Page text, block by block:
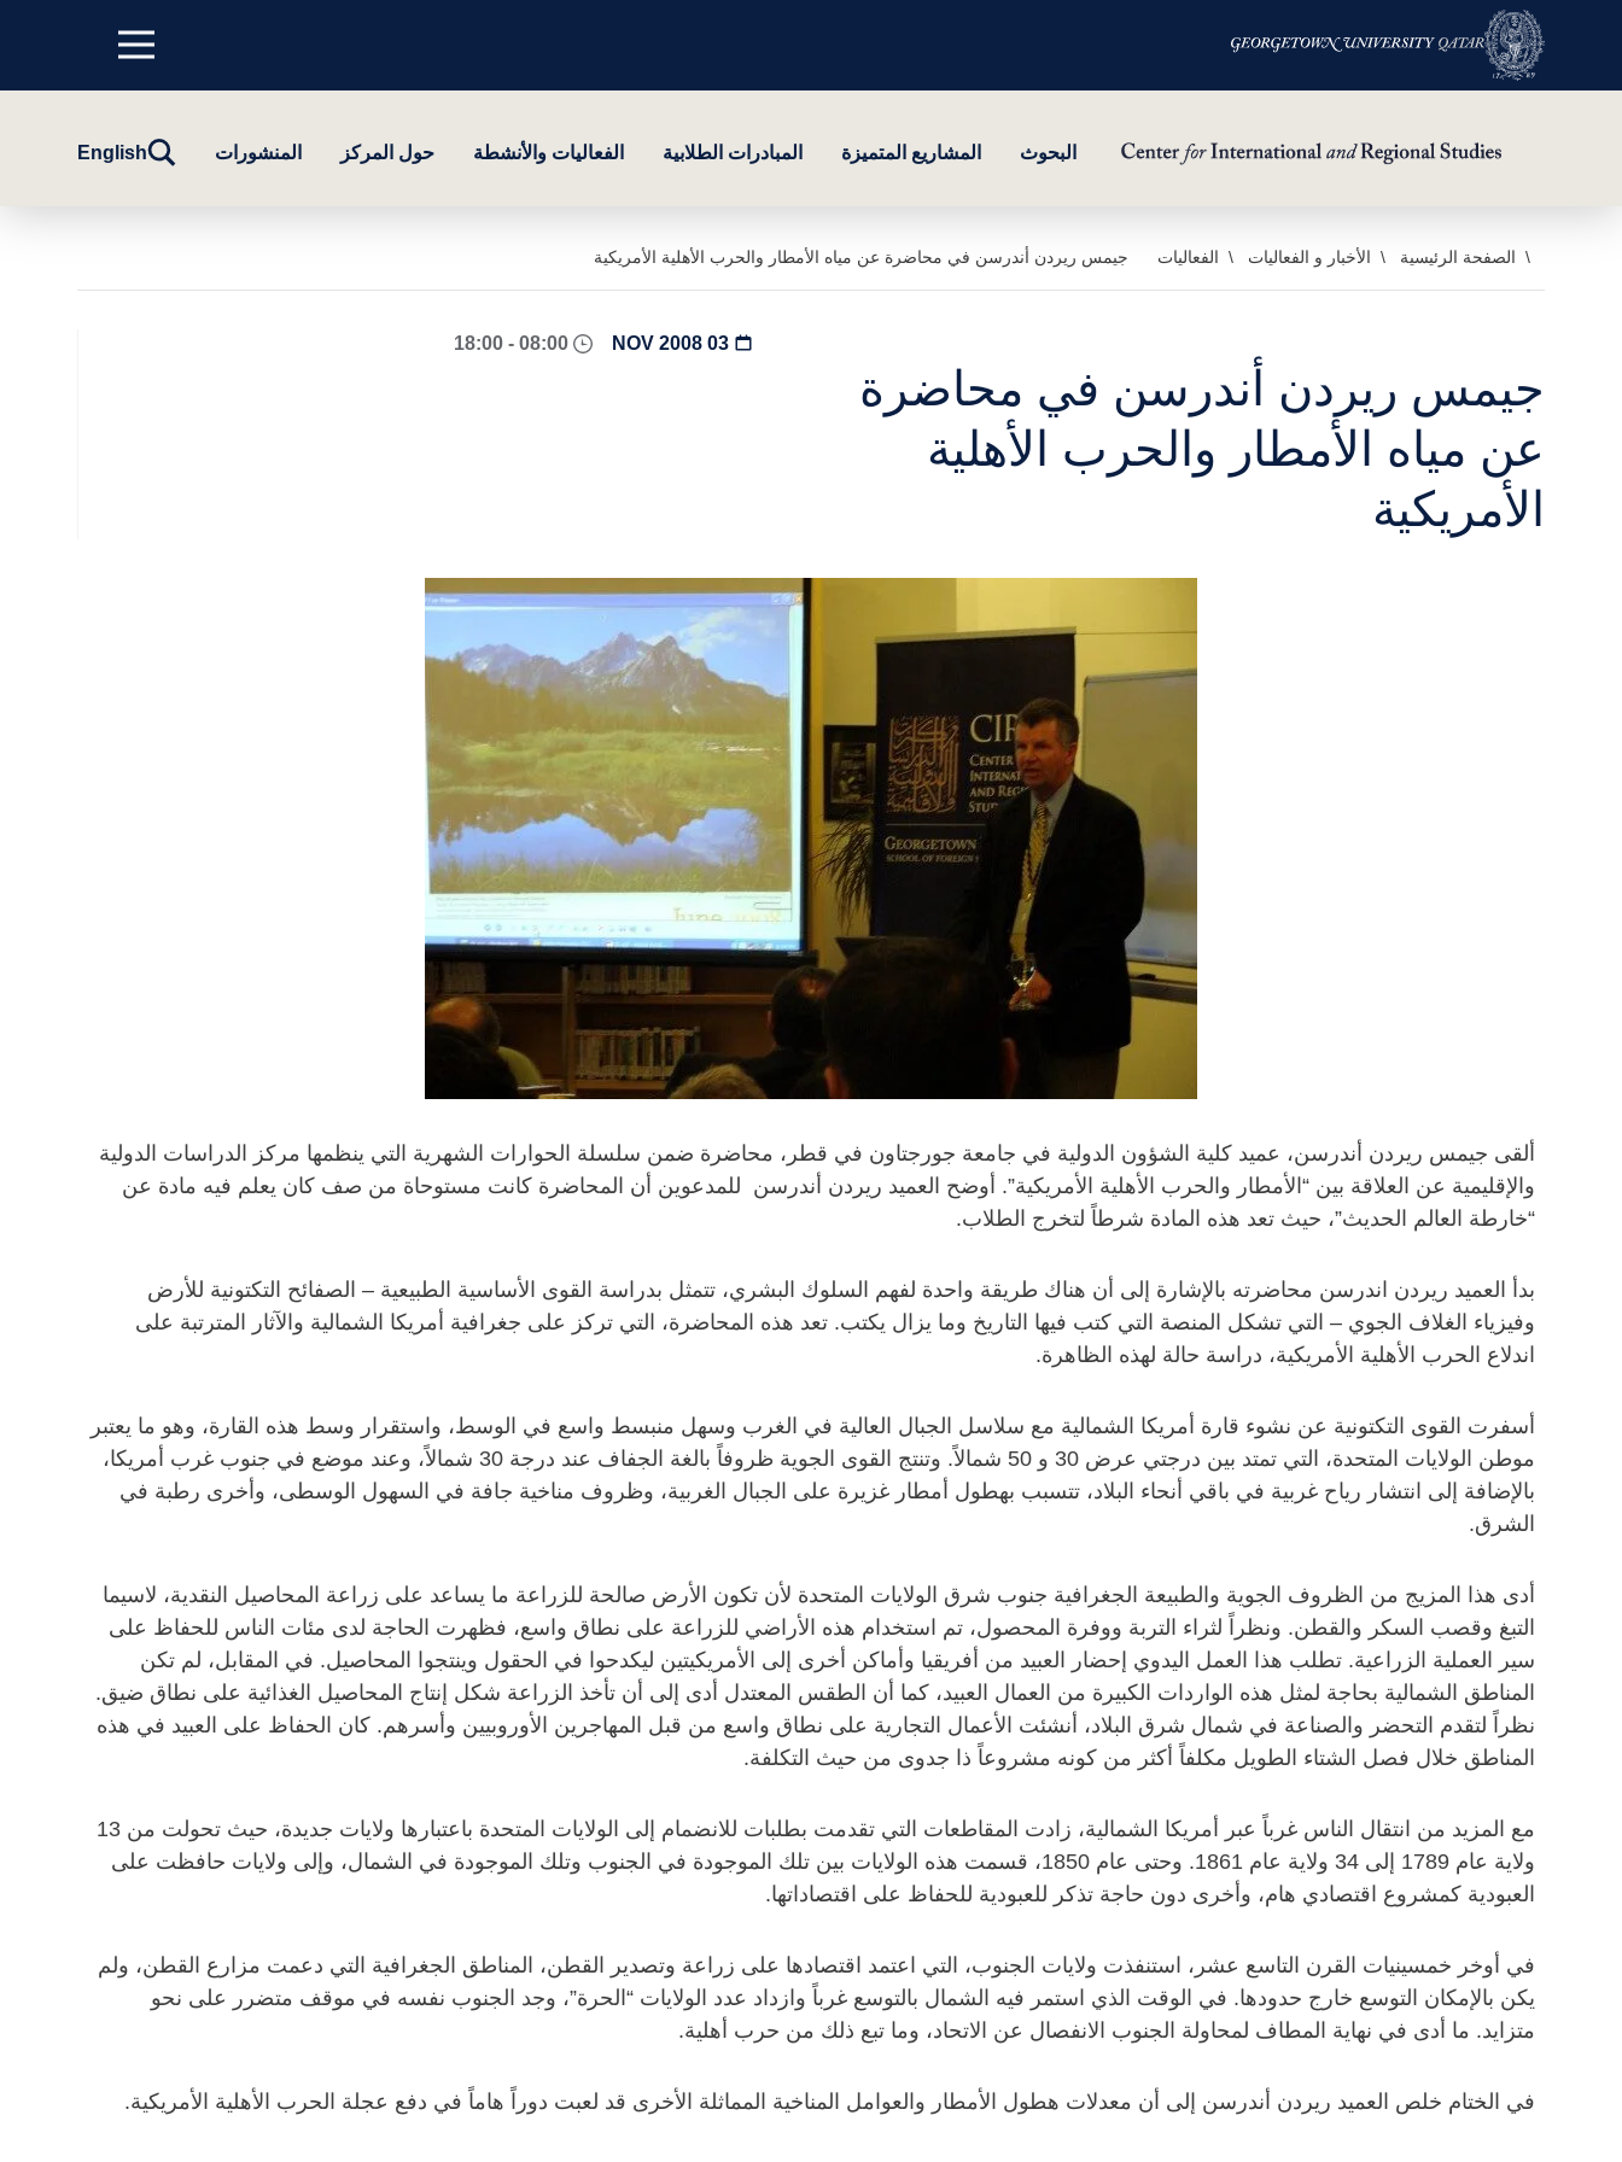
Menu
top
البحوث المشاريع المتميزة المبادرات الطلابية الفعاليات والأنشطة حول المركز المنشورات
تبديلEnglish
الصفحة الرئيسية الأخبار و الفعاليات الفعاليات جيمس ريردن أندرسن في محاضرة عن مياه الأمطار والحرب الأهلية الأمريكية
جيمس ريردن أندرسن في محاضرة
عن مياه الأمطار والحرب الأهلية
الأمريكية
ألقى جيمس ريردن أندرسن، عميد كلية الشؤون الدولية في جامعة جورجتاون في قطر، محاضرة ضمن سلسلة الحوارات الشهرية التي ينظمها مركز الدراسات الدولية
والإقليمية عن العلاقة بين “الأمطار والحرب الأهلية الأمريكية”. أوضح العميد ريردن أندرسن للمدعوين أن المحاضرة كانت مستوحاة من صف كان يعلم فيه مادة عن
“خارطة العالم الحديث”، حيث تعد هذه المادة شرطاً لتخرج الطلاب.
بدأ العميد ريردن اندرسن محاضرته بالإشارة إلى أن هناك طريقة واحدة لفهم السلوك البشري، تتمثل بدراسة القوى الأساسية الطبيعية – الصفائح التكتونية للأرض
وفيزياء الغلاف الجوي – التي تشكل المنصة التي كتب فيها التاريخ وما يزال يكتب. تعد هذه المحاضرة، التي تركز على جغرافية أمريكا الشمالية والآثار المترتبة على
اندلاع الحرب الأهلية الأمريكية، دراسة حالة لهذه الظاهرة.
أسفرت القوى التكتونية عن نشوء قارة أمريكا الشمالية مع سلاسل الجبال العالية في الغرب وسهل منبسط واسع في الوسط، واستقرار وسط هذه القارة، وهو ما يعتبر
موطن الولايات المتحدة، التي تمتد بين درجتي عرض 30 و 50 شمالاً. وتنتج القوى الجوية ظروفاً بالغة الجفاف عند درجة 30 شمالاً، وعند موضع في جنوب غرب أمريكا،
بالإضافة إلى انتشار رياح غربية في باقي أنحاء البلاد، تتسبب بهطول أمطار غزيرة على الجبال الغربية، وظروف مناخية جافة في السهول الوسطى، وأخرى رطبة في
الشرق.
أدى هذا المزيج من الظروف الجوية والطبيعة الجغرافية جنوب شرق الولايات المتحدة لأن تكون الأرض صالحة للزراعة ما يساعد على زراعة المحاصيل النقدية، لاسيما
التبغ وقصب السكر والقطن. ونظراً لثراء التربة ووفرة المحصول، تم استخدام هذه الأراضي للزراعة على نطاق واسع، فظهرت الحاجة لدى مئات الناس للحفاظ على
سير العملية الزراعية. تطلب هذا العمل اليدوي إحضار العبيد من أفريقيا وأماكن أخرى إلى الأمريكيتين ليكدحوا في الحقول وينتجوا المحاصيل. في المقابل، لم تكن
المناطق الشمالية بحاجة لمثل هذه الواردات الكبيرة من العمال العبيد، كما أن الطقس المعتدل أدى إلى أن تأخذ الزراعة شكل إنتاج المحاصيل الغذائية على نطاق ضيق.
نظراً لتقدم التحضر والصناعة في شمال شرق البلاد، أنشئت الأعمال التجارية على نطاق واسع من قبل المهاجرين الأوروبيين وأسرهم. كان الحفاظ على العبيد في هذه
المناطق خلال فصل الشتاء الطويل مكلفاً أكثر من كونه مشروعاً ذا جدوى من حيث التكلفة.
مع المزيد من انتقال الناس غرباً عبر أمريكا الشمالية، زادت المقاطعات التي تقدمت بطلبات للانضمام إلى الولايات المتحدة باعتبارها ولايات جديدة، حيث تحولت من 13
ولاية عام 1789 إلى 34 ولاية عام 1861. وحتى عام 1850، قسمت هذه الولايات بين تلك الموجودة في الجنوب وتلك الموجودة في الشمال، وإلى ولايات حافظت على
العبودية كمشروع اقتصادي هام، وأخرى دون حاجة تذكر للعبودية للحفاظ على اقتصاداتها.
في أوخر خمسينيات القرن التاسع عشر، استنفذت ولايات الجنوب، التي اعتمد اقتصادها على زراعة وتصدير القطن، المناطق الجغرافية التي دعمت مزارع القطن، ولم
يكن بالإمكان التوسع خارج حدودها. في الوقت الذي استمر فيه الشمال بالتوسع غرباً وازداد عدد الولايات “الحرة”، وجد الجنوب نفسه في موقف متضرر على نحو
متزايد. ما أدى في نهاية المطاف لمحاولة الجنوب الانفصال عن الاتحاد، وما تبع ذلك من حرب أهلية.
في الختام خلص العميد ريردن أندرسن إلى أن معدلات هطول الأمطار والعوامل المناخية المماثلة الأخرى قد لعبت دوراً هاماً في دفع عجلة الحرب الأهلية الأمريكية.